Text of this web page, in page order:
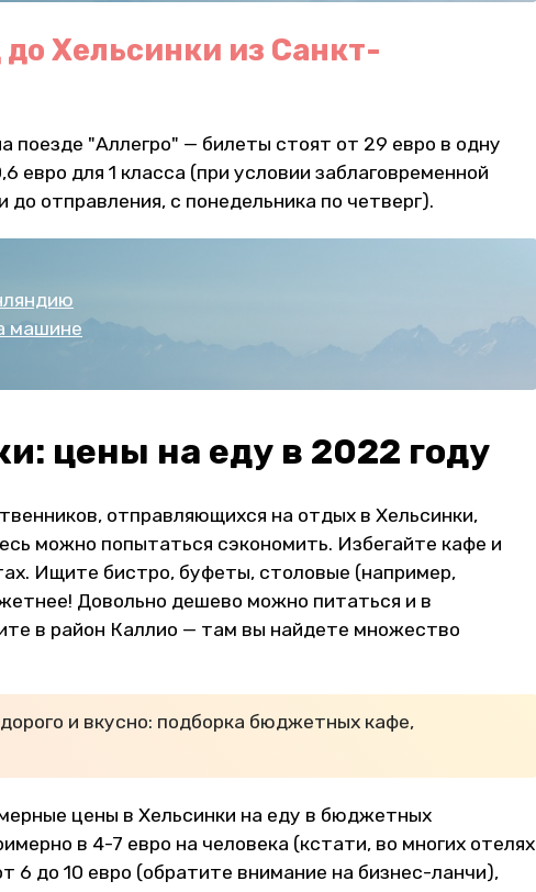
до Хельсинки из Санкт-
поезде "Аллегро" — билеты стоят от 29 евро в одну
евро для 1 класса (при условии заблаговременной
до отправления, с понедельника по четверг).
машине
цены на еду в 2022 году
отправляющихся на отдых в Хельсинки,
можно попытаться сэкономить. Избегайте кафе и
Ищите бистро, буфеты, столовые (например,
Довольно дешево можно питаться и в
в район Каллио — там вы найдете множество
и вкусно: подборка бюджетных кафе,
цены в Хельсинки на еду в бюджетных
в 4-7 евро на человека (кстати, во многих отелях
6 до 10 евро (обратите внимание на бизнес-ланчи),